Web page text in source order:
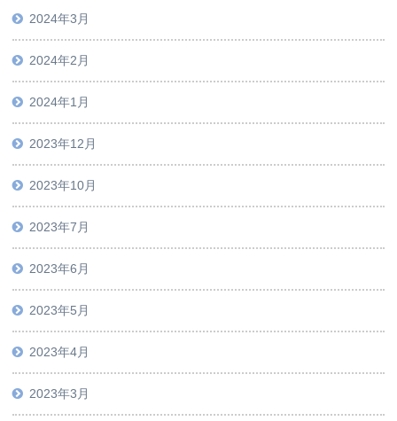
2024年3月
2024年2月
2024年1月
2023年12月
2023年10月
2023年7月
2023年6月
2023年5月
2023年4月
2023年3月